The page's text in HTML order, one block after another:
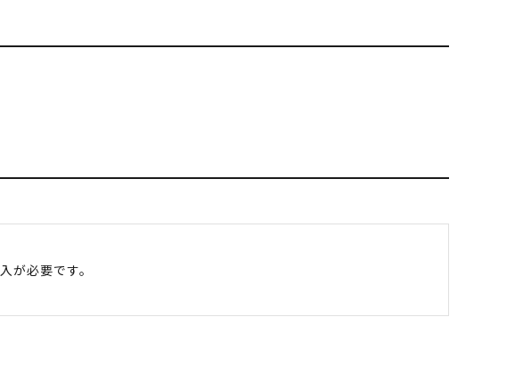
が必要です。